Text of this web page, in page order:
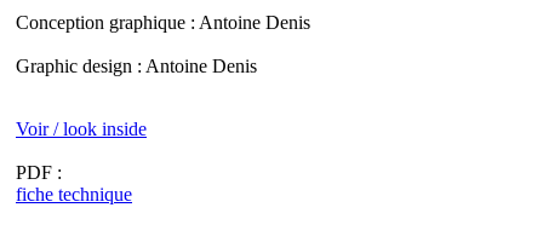
Conception graphique : Antoine Denis
Graphic design : Antoine Denis
Voir / look inside
PDF :
fiche technique